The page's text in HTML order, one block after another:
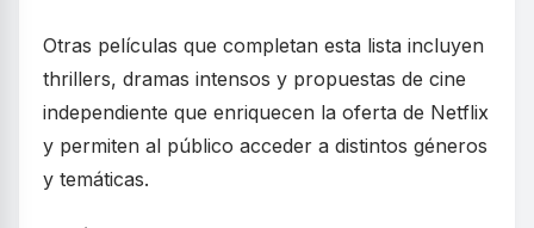
Otras películas que completan esta lista incluyen
thrillers, dramas intensos y propuestas de cine
independiente que enriquecen la oferta de Netflix
y permiten al público acceder a distintos géneros
y temáticas.